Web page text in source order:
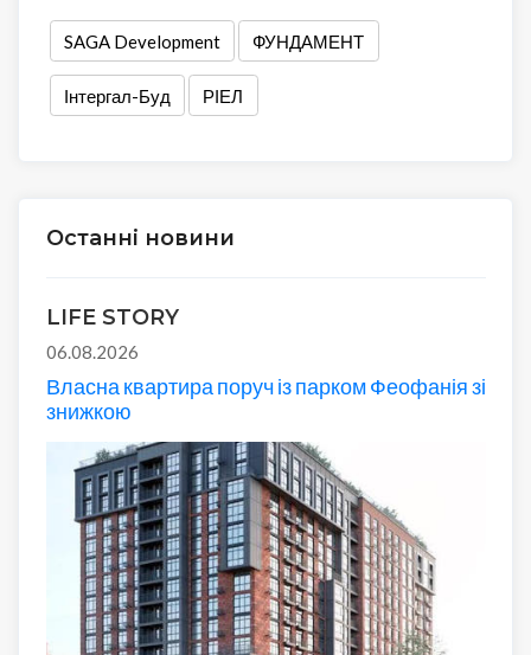
SAGA Development ФУНДАМЕНТ
Інтергал-Буд РІЕЛ
Останні новини
LIFE STORY
06.08.2026
Власна квартира поруч із парком Феофанія зі
знижкою